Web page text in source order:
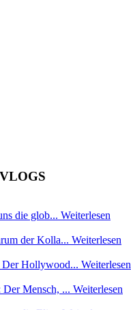
die glob... Weiterlesen
der Kolla... Weiterlesen
Der Hollywood... Weiterlesen
Der Mensch, ... Weiterlesen